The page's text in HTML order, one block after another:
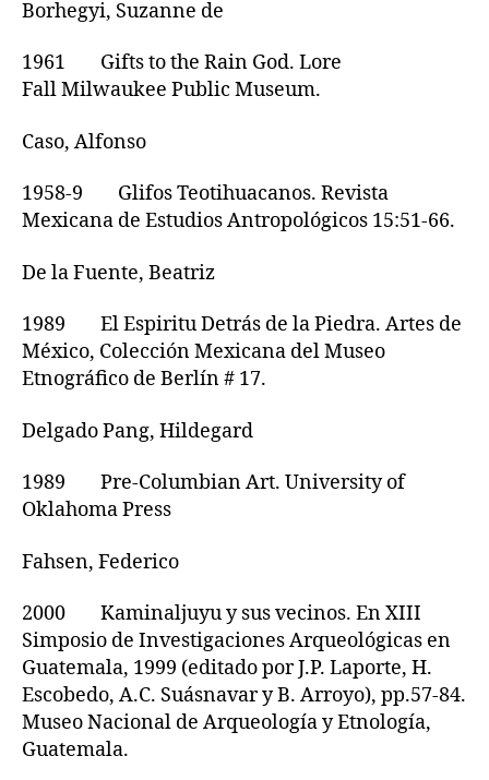
Borhegyi, Suzanne de
1961 Gifts to the Rain God. Lore
Fall Milwaukee Public Museum.
Caso, Alfonso
1958-9 Glifos Teotihuacanos. Revista
Mexicana de Estudios Antropológicos 15:51-66.
De la Fuente, Beatriz
1989 El Espiritu Detrás de la Piedra. Artes de
México, Colección Mexicana del Museo
Etnográfico de Berlín # 17.
Delgado Pang, Hildegard
1989 Pre-Columbian Art. University of
Oklahoma Press
Fahsen, Federico
2000 Kaminaljuyu y sus vecinos. En XIII
Simposio de Investigaciones Arqueológicas en
Guatemala, 1999 (editado por J.P. Laporte, H.
Escobedo, A.C. Suásnavar y B. Arroyo), pp.57-84.
Museo Nacional de Arqueología y Etnología,
Guatemala.